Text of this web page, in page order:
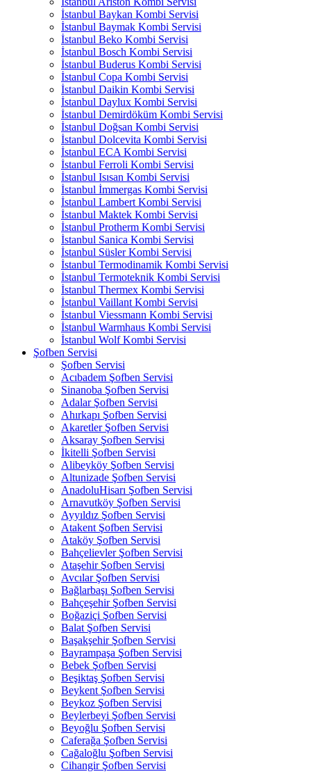
İstanbul Baykan Kombi Servisi
İstanbul Baymak Kombi Servisi
İstanbul Beko Kombi Servisi
İstanbul Bosch Kombi Servisi
İstanbul Buderus Kombi Servisi
İstanbul Copa Kombi Servisi
İstanbul Daikin Kombi Servisi
İstanbul Daylux Kombi Servisi
İstanbul Demirdöküm Kombi Servisi
İstanbul Doğsan Kombi Servisi
İstanbul Dolcevita Kombi Servisi
İstanbul ECA Kombi Servisi
İstanbul Ferroli Kombi Servisi
İstanbul Isısan Kombi Servisi
İstanbul İmmergas Kombi Servisi
İstanbul Lambert Kombi Servisi
İstanbul Maktek Kombi Servisi
İstanbul Protherm Kombi Servisi
İstanbul Sanica Kombi Servisi
İstanbul Süsler Kombi Servisi
İstanbul Termodinamik Kombi Servisi
İstanbul Termoteknik Kombi Servisi
İstanbul Thermex Kombi Servisi
İstanbul Vaillant Kombi Servisi
İstanbul Viessmann Kombi Servisi
İstanbul Warmhaus Kombi Servisi
İstanbul Wolf Kombi Servisi
Şofben Servisi
Şofben Servisi
Acıbadem Şofben Servisi
Sinanoba Şofben Servisi
Adalar Şofben Servisi
Ahırkapı Şofben Servisi
Akaretler Şofben Servisi
Aksaray Şofben Servisi
İkitelli Şofben Servisi
Alibeyköy Şofben Servisi
Altunizade Şofben Servisi
AnadoluHisarı Şofben Servisi
Arnavutköy Şofben Servisi
Ayyıldız Şofben Servisi
Atakent Şofben Servisi
Ataköy Şofben Servisi
Bahçelievler Şofben Servisi
Ataşehir Şofben Servisi
Avcılar Şofben Servisi
Bağlarbaşı Şofben Servisi
Bahçeşehir Şofben Servisi
Boğaziçi Şofben Servisi
Balat Şofben Servisi
Başakşehir Şofben Servisi
Bayrampaşa Şofben Servisi
Bebek Şofben Servisi
Beşiktaş Şofben Servisi
Beykent Şofben Servisi
Beykoz Şofben Servisi
Beylerbeyi Şofben Servisi
Beyoğlu Şofben Servisi
Caferağa Şofben Servisi
Cağaloğlu Şofben Servisi
Cihangir Şofben Servisi